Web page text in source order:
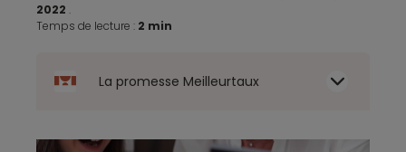
2022 .
Temps de lecture : 2 min
La promesse Meilleurtaux